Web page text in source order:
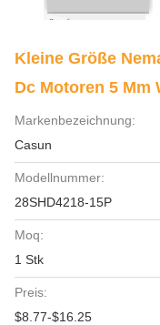
Kleine Größe
Dc Motoren 5 Mm
Markenbezeichnung:
Casun
Modellnummer:
28SHD4218-15P
Moq:
1 Stk
Preis:
$8.77-$16.25